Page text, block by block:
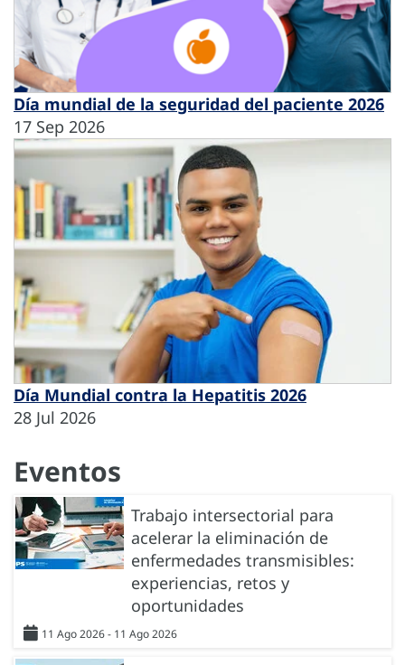
Día mundial de la seguridad del paciente 2026
17 Sep 2026
Día Mundial contra la Hepatitis 2026
28 Jul 2026
Eventos
Trabajo intersectorial para
acelerar la eliminación de
enfermedades transmisibles:
experiencias, retos y
oportunidades
11 Ago 2026 - 11 Ago 2026